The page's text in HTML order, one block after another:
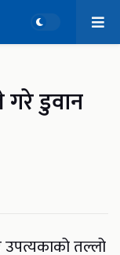
गरे डुवान
उपत्यकाको तल्लो